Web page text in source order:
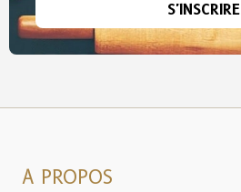
S'INSCRIRE
A PROPOS